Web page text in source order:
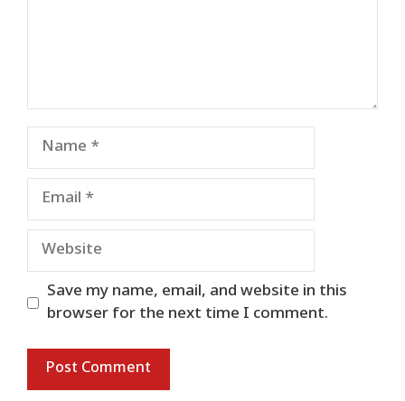
Name
Email
Website
Save my name, email, and website in this
browser for the next time I comment.